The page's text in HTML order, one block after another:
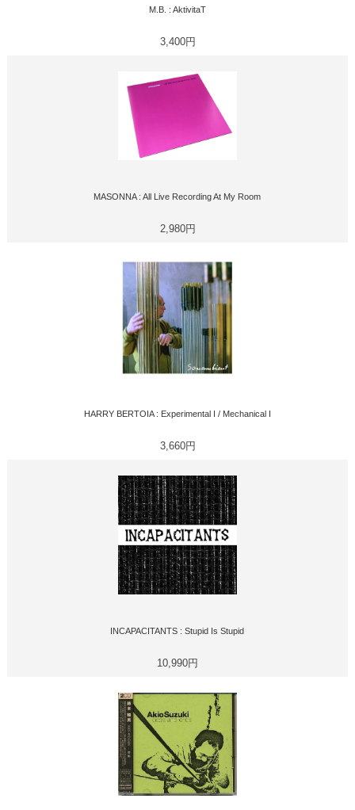
M.B. : AktivitaT
3,400円
MASONNA : All Live Recording At My Room
2,980円
HARRY BERTOIA : Experimental I / Mechanical I
3,660円
INCAPACITANTS : Stupid Is Stupid
10,990円